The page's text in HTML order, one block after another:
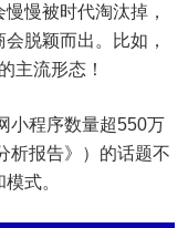
慢被时代淘汰掉，
脱颖而出。比如，
主流形态！
小程序数量超550万
析报告》）的话题不
式。